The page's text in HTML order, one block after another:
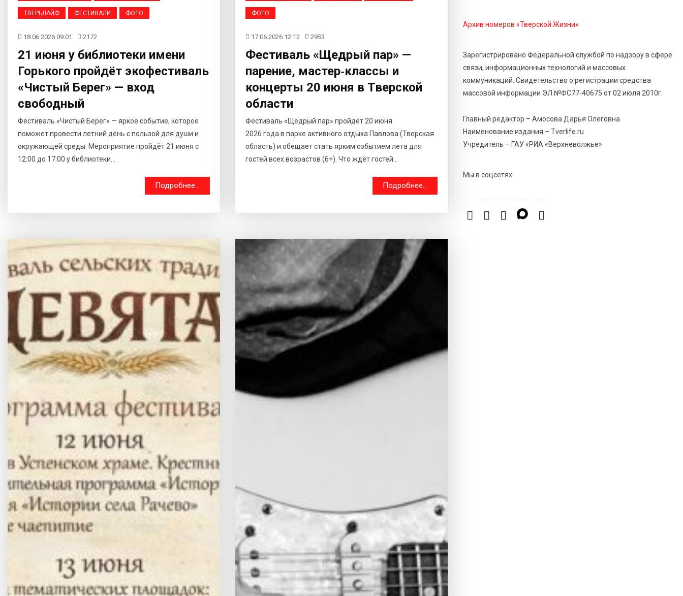
ТВЕРЬЛАЙФ ФЕСТИВАЛИ ФОТО
18.06.2026 09:01 2172
21 июня у библиотеки имени
Горького пройдёт экофестиваль
«Чистый Берег» — вход
свободный
Фестиваль «Чистый Берег» — яркое событие, которое
поможет провести летний день с пользой для души и
окружающей среды. Мероприятие пройдёт 21 июня с
12:00 до 17:00 у библиотеки...
Подробнее...
ФОТО
17.06.2026 12:12 2953
Фестиваль «Щедрый пар» —
парение, мастер‑классы и
концерты 20 июня в Тверской
области
Фестиваль «Щедрый пар» пройдёт 20 июня
2026 года в парке активного отдыха Павлова (Тверская
область) и обещает стать ярким событием лета для
гостей всех возрастов (6+). Что ждёт гостей...
Подробнее...
7 Авг 2026 15:37
опасности домашних заготовок
7 Авг 2026 15:32 327
Золотой век “Горьковки”: как А. М. Кузнецова
«Россети Центр» отремонтировали почти 270
трансформаторных подстанций и более 146 км ЛЭП
появится новая беговая трасса для
профессиональных спортсменов
Архив номеров «Тверской Жизни»
Зарегистрировано Федеральной службой по надзору в сфере
связи, информационных технологий и массовых
коммуникаций. Свидетельство о регистрации средства
массовой информации ЭЛ №ФС77-40675 от 02 июля 2010г.
Главный редактор – Амосова Дарья Олеговна
Наименование издания – Tverlife.ru
Учредитель – ГАУ «РИА «Верхневолжье»
Мы в соцсетях: